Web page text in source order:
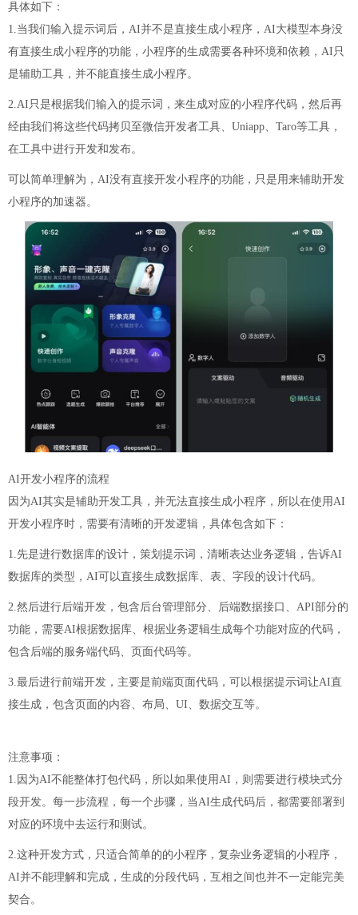
具体如下：
1.当我们输入提示词后，AI并不是直接生成小程序，AI大模型本身没
有直接生成小程序的功能，小程序的生成需要各种环境和依赖，AI只
是辅助工具，并不能直接生成小程序。
2.AI只是根据我们输入的提示词，来生成对应的小程序代码，然后再
经由我们将这些代码拷贝至微信开发者工具、Uniapp、Taro等工具，
在工具中进行开发和发布。
可以简单理解为，AI没有直接开发小程序的功能，只是用来辅助开发
小程序的加速器。
AI开发小程序的流程
因为AI其实是辅助开发工具，并无法直接生成小程序，所以在使用AI
开发小程序时，需要有清晰的开发逻辑，具体包含如下：
1.先是进行数据库的设计，策划提示词，清晰表达业务逻辑，告诉AI
数据库的类型，AI可以直接生成数据库、表、字段的设计代码。
2.然后进行后端开发，包含后台管理部分、后端数据接口、API部分的
功能，需要AI根据数据库、根据业务逻辑生成每个功能对应的代码，
包含后端的服务端代码、页面代码等。
3.最后进行前端开发，主要是前端页面代码，可以根据提示词让AI直
接生成，包含页面的内容、布局、UI、数据交互等。
注意事项：
1.因为AI不能整体打包代码，所以如果使用AI，则需要进行模块式分
段开发。每一步流程，每一个步骤，当AI生成代码后，都需要部署到
对应的环境中去运行和测试。
2.这种开发方式，只适合简单的的小程序，复杂业务逻辑的小程序，
AI并不能理解和完成，生成的分段代码，互相之间也并不一定能完美
契合。